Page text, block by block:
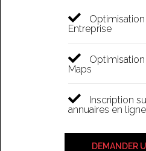
Entreprise
Maps​
Inscription
annuaires en
DEMANDER